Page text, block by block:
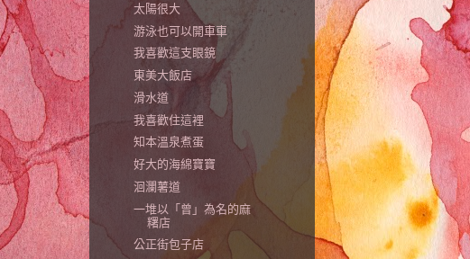
太陽很大
游泳也可以開車車
我喜歡這支眼鏡
東美大飯店
滑水道
我喜歡住這裡
知本溫泉煮蛋
好大的海綿寶寶
洄瀾薯道
一堆以「曾」為名的麻
糬店
公正街包子店